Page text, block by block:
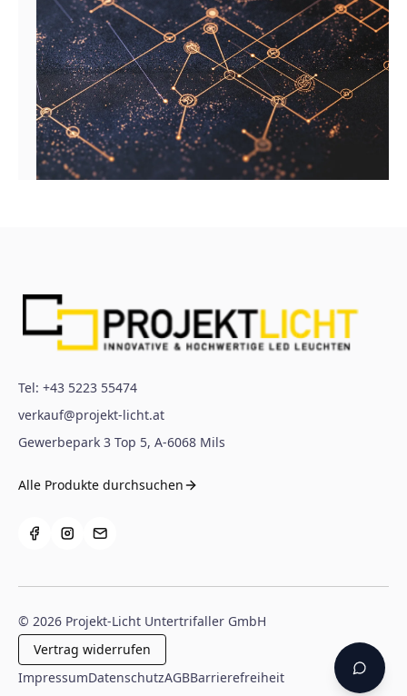
Tel: +43 5223 55474
verkauf@projekt-licht.at
Gewerbepark 3 Top 5, A-6068 Mils
Alle Produkte durchsuchen
© 2026 Projekt-Licht Untertrifaller GmbH
Vertrag widerrufen
ImpressumDatenschutzAGBBarrierefreiheit